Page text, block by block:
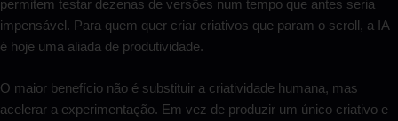
permitem testar dezenas de versões num tempo que antes seria
impensável. Para quem quer criar criativos que param o scroll, a IA
é hoje uma aliada de produtividade.
O maior benefício não é substituir a criatividade humana, mas
acelerar a experimentação. Em vez de produzir um único criativo e